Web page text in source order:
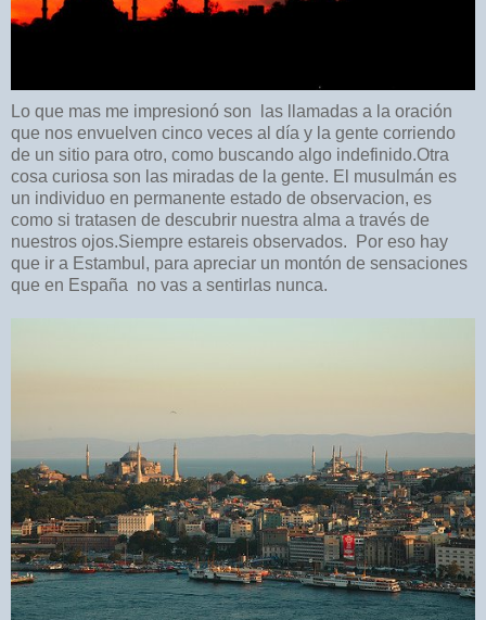
Lo que mas me impresionó son las llamadas a la oración
que nos envuelven cinco veces al día y la gente corriendo
de un sitio para otro, como buscando algo indefinido.Otra
cosa curiosa son las miradas de la gente. El musulmán es
un individuo en permanente estado de observacion, es
como si tratasen de descubrir nuestra alma a través de
nuestros ojos.Siempre estareis observados. Por eso hay
que ir a Estambul, para apreciar un montón de sensaciones
que en España no vas a sentirlas nunca.